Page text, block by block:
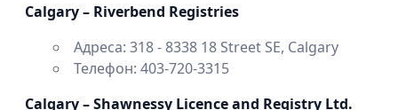
Calgary – Riverbend Registries
Адреса: 318 - 8338 18 Street SE, Calgary
Телефон: 403-720-3315
Calgary – Shawnessy Licence and Registry Ltd.